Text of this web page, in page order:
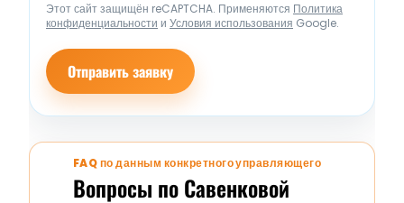
Этот сайт защищён reCAPTCHA. Применяются Политика
конфиденциальности и Условия использования Google.
Отправить заявку
FAQ по данным конкретного управляющего
Вопросы по Савенковой